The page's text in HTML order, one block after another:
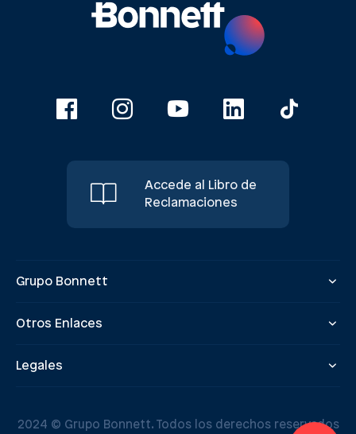
Accede al Libro de
Reclamaciones
Grupo Bonnett
Otros Enlaces
Legales
2024 © Grupo Bonnett. Todos los derechos reservados